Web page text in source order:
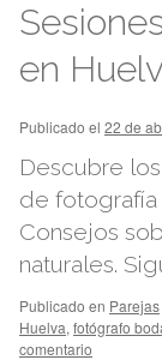
en
Publicado el 22 de
Descubre
de fotografía
Consejos
naturales.
Publicado en Parejas
Huelva, fotógrafo
comentario